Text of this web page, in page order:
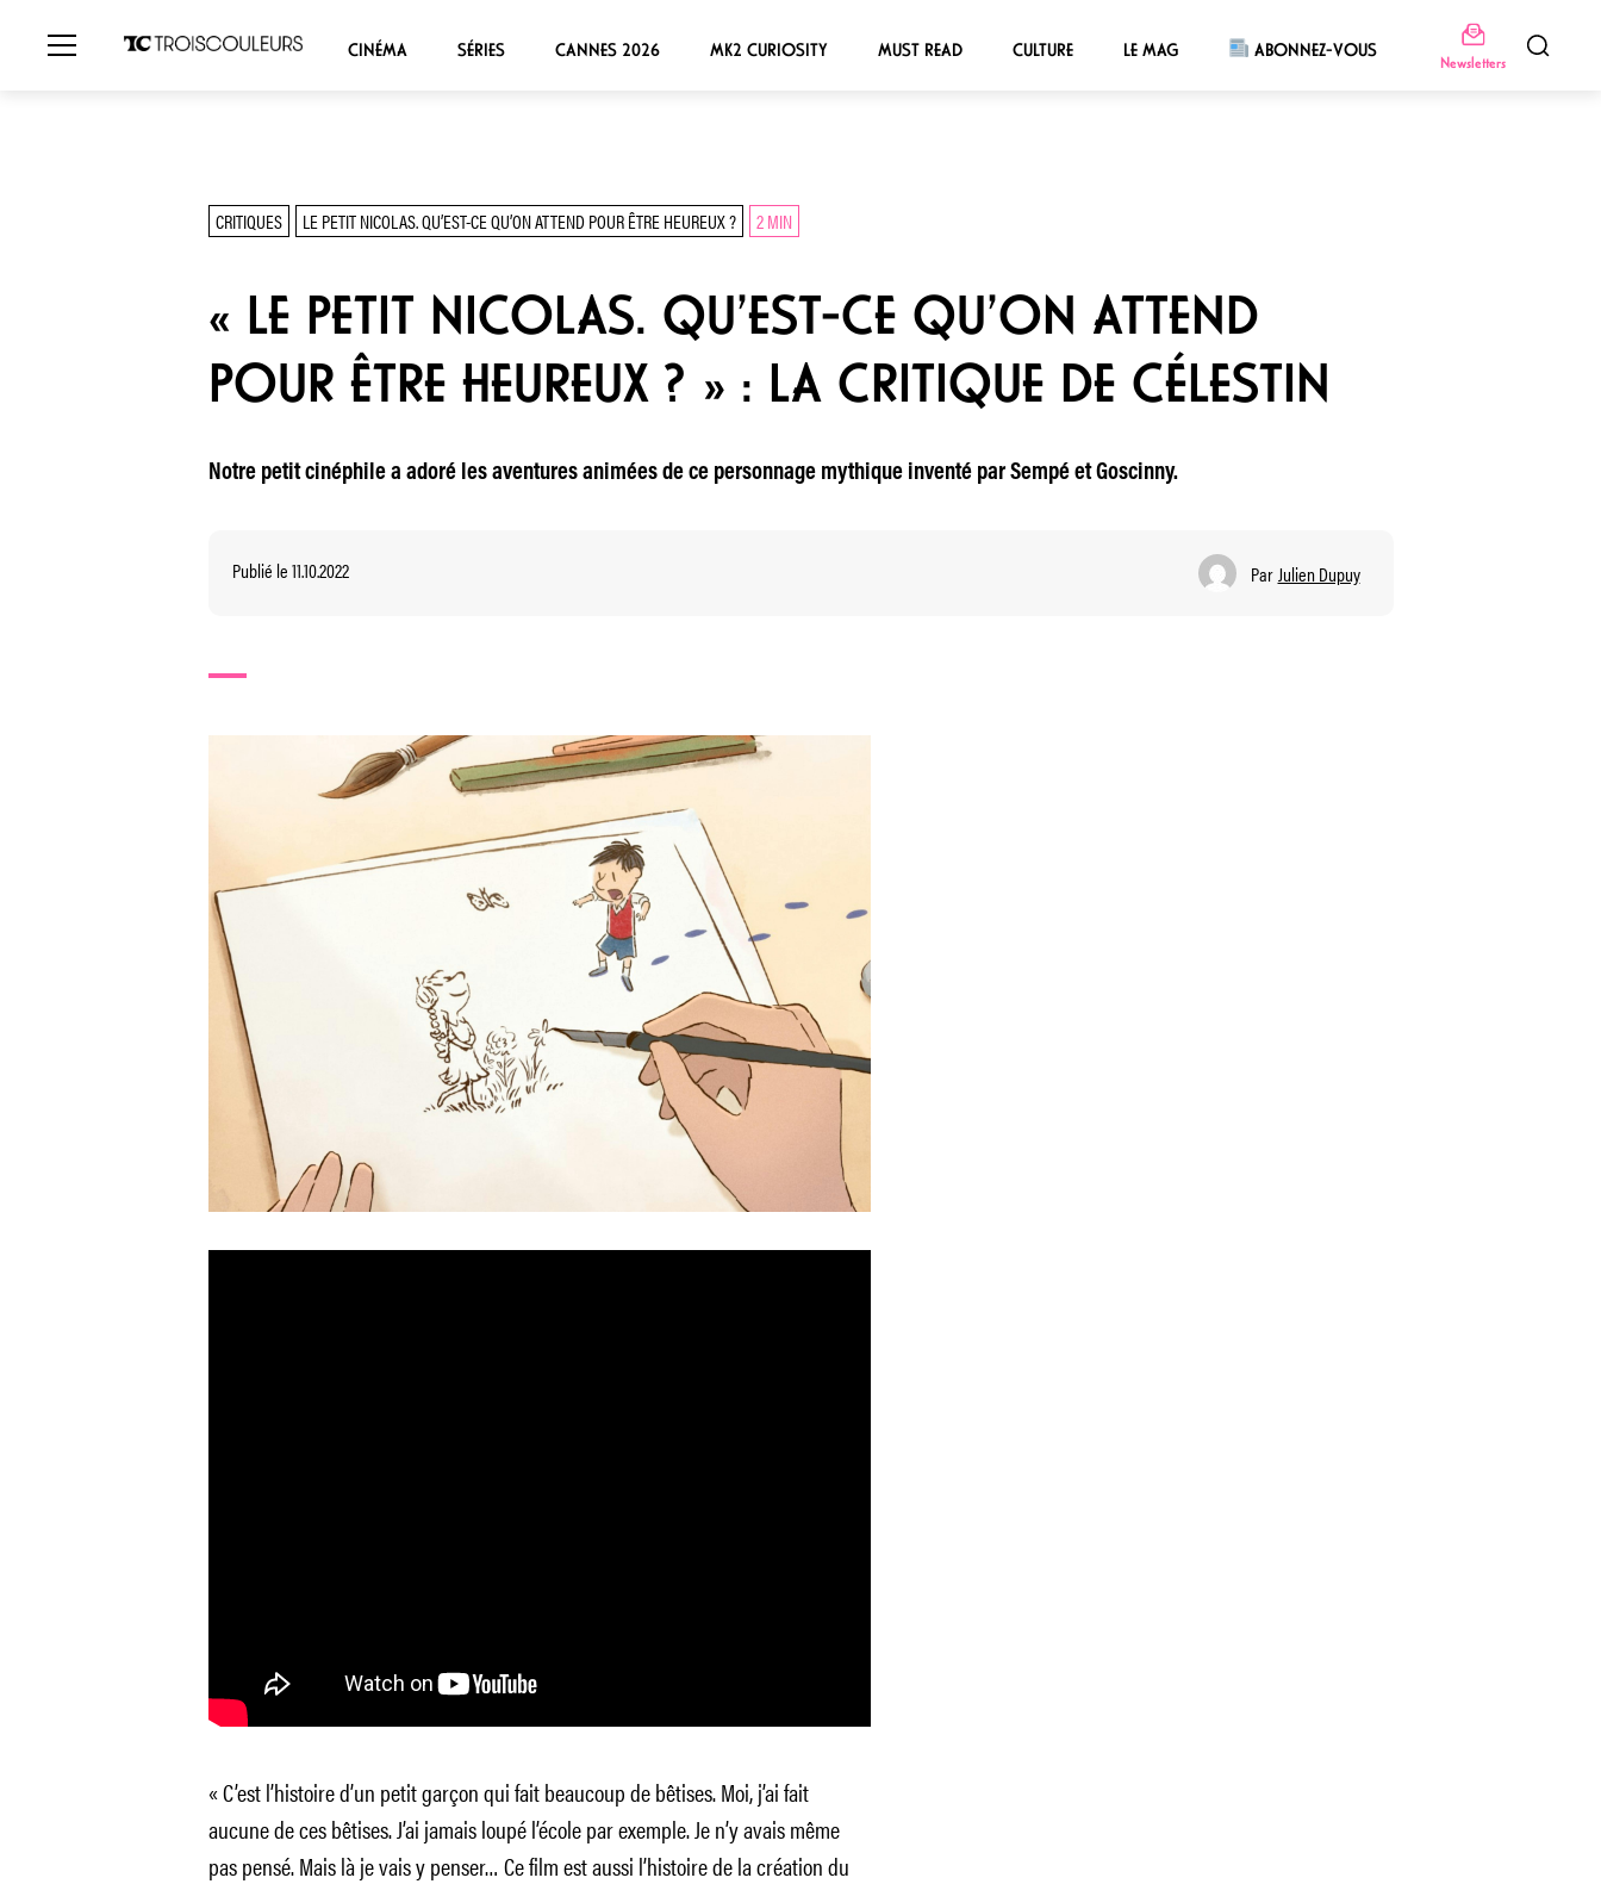
CINÉMA SÉRIES CANNES 2026 MK2 CURIOSITY MUST READ CULTURE LE MAG ABONNEZ-VOUS
Newsletters
CRITIQUES LE PETIT NICOLAS. QU’EST-CE QU’ON ATTEND POUR ÊTRE HEUREUX ? 2 MIN
« LE PETIT NICOLAS. QU’EST-CE QU’ON ATTEND
POUR ÊTRE HEUREUX ? » : LA CRITIQUE DE CÉLESTIN
Notre petit cinéphile a adoré les aventures animées de ce personnage mythique inventé par Sempé et Goscinny.
Publié le 11.10.2022 Par Julien Dupuy
« C’est l’histoire d’un petit garçon qui fait beaucoup de bêtises. Moi, j’ai fait
aucune de ces bêtises. J’ai jamais loupé l’école par exemple. Je n’y avais même
pas pensé. Mais là je vais y penser… Ce film est aussi l’histoire de la création du